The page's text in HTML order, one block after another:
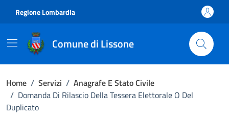
Regione Lombardia
Comune di Lissone
Home / Servizi / Anagrafe E Stato Civile
/ Domanda Di Rilascio Della Tessera Elettorale O Del
Duplicato